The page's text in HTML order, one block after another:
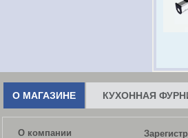
О МАГАЗИНЕ КУХОННАЯ
О компании